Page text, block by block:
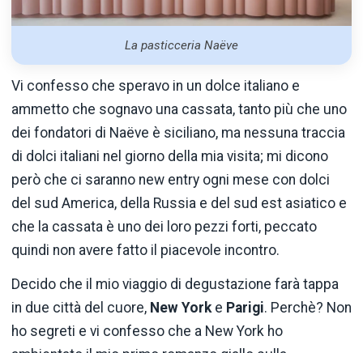
La pasticceria Naëve
Vi confesso che speravo in un dolce italiano e
ammetto che sognavo una cassata, tanto più che uno
dei fondatori di Naëve è siciliano, ma nessuna traccia
di dolci italiani nel giorno della mia visita; mi dicono
però che ci saranno new entry ogni mese con dolci
del sud America, della Russia e del sud est asiatico e
che la cassata è uno dei loro pezzi forti, peccato
quindi non avere fatto il piacevole incontro.
Decido che il mio viaggio di degustazione farà tappa
in due città del cuore, New York e Parigi. Perchè? Non
ho segreti e vi confesso che a New York ho